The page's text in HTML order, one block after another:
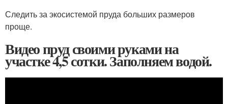
Следить за экосистемой пруда больших размеров
проще.
Видео пруд своими руками на
участке 4,5 сотки. Заполняем водой.